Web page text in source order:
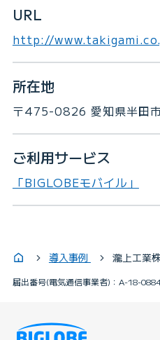
URL
http://
所在地
〒475-0826 愛知県半田
ご利用サービス
「BIGLOBEモバイル」
導入事例 瀧上工業
届出番号(電気通信事業者)：A-18-